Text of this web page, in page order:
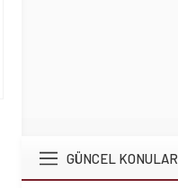
GÜNCEL KONULAR